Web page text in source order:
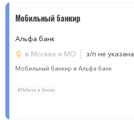
Мобильный банкир
Альфа банк
в Москве и МО
з/п не указана
Мобильный банкир в Альфа банк
#Работа в банке